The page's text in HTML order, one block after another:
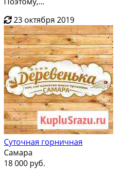
23 октября 2019
Суточная горничная
Самара
18 000 руб.